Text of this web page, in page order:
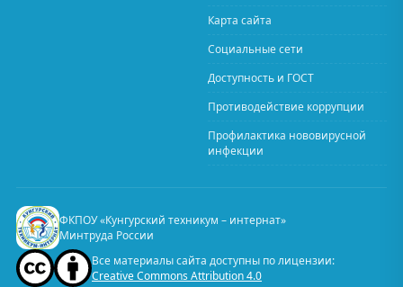
Карта сайта
Социальные сети
Доступность и ГОСТ
Противодействие коррупции
Профилактика нововирусной
инфекции
ФКПОУ «Кунгурский техникум – интернат»
Минтруда России
Все материалы сайта доступны по лицензии:
Creative Commons Attribution 4.0